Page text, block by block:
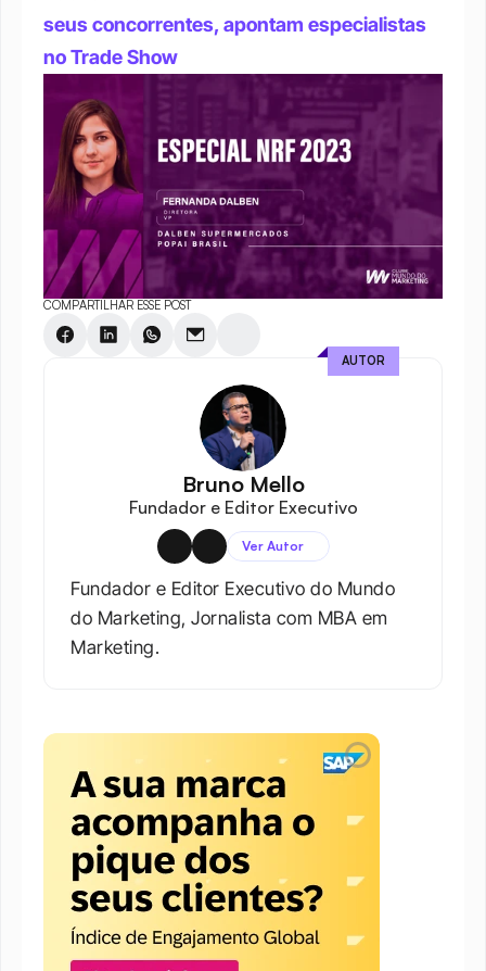
seus concorrentes, apontam especialistas
no Trade Show
COMPARTILHAR ESSE POST
Bruno Mello
Fundador e Editor Executivo
Ver Autor
Fundador e Editor Executivo do Mundo
do Marketing, Jornalista com MBA em
Marketing.
AUTOR